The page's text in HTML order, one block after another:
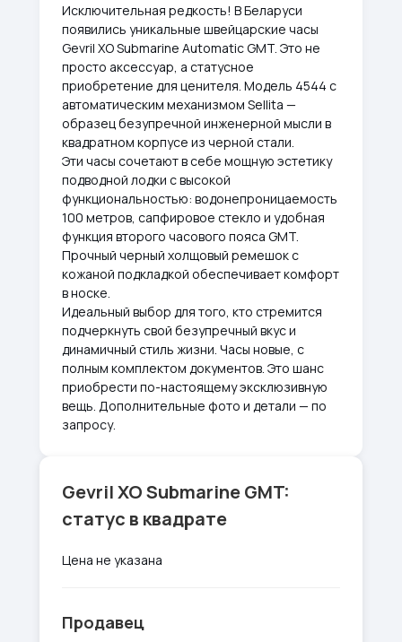
Исключительная редкость! В Беларуси
появились уникальные швейцарские часы
Gevril XO Submarine Automatic GMT. Это не
просто аксессуар, а статусное
приобретение для ценителя. Модель 4544 с
автоматическим механизмом Sellita —
образец безупречной инженерной мысли в
квадратном корпусе из черной стали.
Эти часы сочетают в себе мощную эстетику
подводной лодки с высокой
функциональностью: водонепроницаемость
100 метров, сапфировое стекло и удобная
функция второго часового пояса GMT.
Прочный черный холщовый ремешок с
кожаной подкладкой обеспечивает комфорт
в носке.
Идеальный выбор для того, кто стремится
подчеркнуть свой безупречный вкус и
динамичный стиль жизни. Часы новые, с
полным комплектом документов. Это шанс
приобрести по-настоящему эксклюзивную
вещь. Дополнительные фото и детали — по
запросу.
Gevril XO Submarine GMT:
статус в квадрате
Цена не указана
Продавец